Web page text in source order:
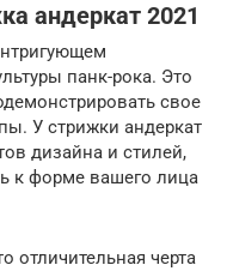
андеркат 2021
панк-рока. Это
свое
У стрижки андеркат
дизайна и стилей,
к форме вашего лица
отличительная черта